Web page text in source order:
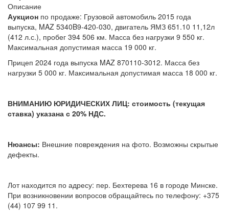
Описание
Аукцион по продаже: Грузовой автомобиль 2015 года
выпуска, MAZ 5340B9-420-030, двигатель ЯМЗ 651.10 11,12л
(412 л.с.), пробег 394 506 км. Масса без нагрузки 9 550 кг.
Максимальная допустимая масса 19 000 кг.
Прицеп 2024 года выпуска MAZ 870110-3012. Масса без
нагрузки 5 000 кг. Максимальная допустимая масса 18 000 кг.
ВНИМАНИЮ ЮРИДИЧЕСКИХ ЛИЦ: стоимость (текущая
ставка) указана с 20% НДС.
Нюансы: Внешние повреждения на фото. Возможны скрытые
дефекты.
Лот находится по адресу: пер. Бехтерева 16 в городе Минске.
При возникновении вопросов обращайтесь по телефону: +375
(44) 107 99 11.